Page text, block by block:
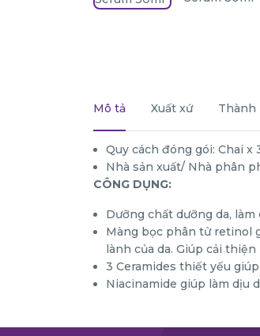
Mô tả Xuất xứ Thành
Quy cách đóng gói: Chai x
Nhà sản xuất/ Nhà phân
CÔNG DỤNG:
Dưỡng chất dưỡng da,
Màng bọc phân tử retinol
lành của da. Giúp cải
3 Ceramides thiết yếu
Niacinamide giúp làm dịu